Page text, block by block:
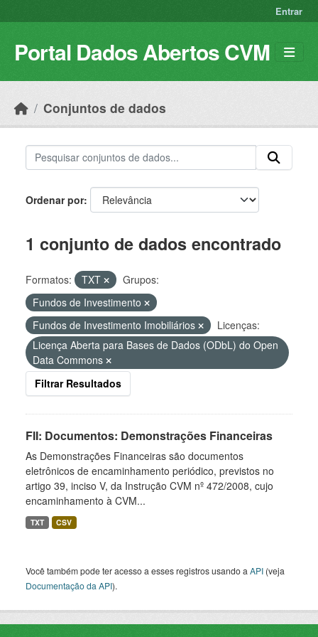
Entrar
Portal Dados Abertos CVM
Conjuntos de dados
Ordenar por
1 conjunto de dados encontrado
Formatos: TXT
Grupos:
Fundos de Investimento
Fundos de Investimento Imobiliários
Licenças:
Licença Aberta para Bases de Dados (ODbL) do Open
Data Commons
Filtrar Resultados
FII: Documentos: Demonstrações Financeiras
As Demonstrações Financeiras são documentos
eletrônicos de encaminhamento periódico, previstos no
artigo 39, inciso V, da Instrução CVM nº 472/2008, cujo
encaminhamento à CVM...
TXT CSV
Você também pode ter acesso a esses registros usando a API (veja
Documentação da API).